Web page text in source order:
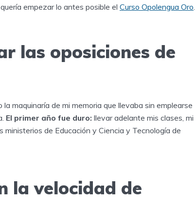
empezar lo antes posible el Curso Opolengua Oro.
las oposiciones de
maquinaría de mi memoria que llevaba sin emplearse
El primer año fue duro: llevar adelante mis clases, mi
de Educación y Ciencia y Tecnología de
la velocidad de